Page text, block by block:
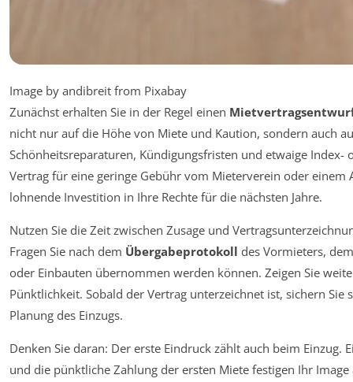
Image by andibreit from Pixabay
Zunächst erhalten Sie in der Regel einen
nicht nur auf die Höhe von Miete und Kaution, sondern auch
Schönheitsreparaturen, Kündigungsfristen und etwaige Index-
Vertrag für eine geringe Gebühr vom Mieterverein oder
lohnende Investition in Ihre Rechte für die nächsten Jahre.
Nutzen Sie die Zeit zwischen Zusage und
Fragen Sie nach dem Übergabeprotokoll des Vormieters,
oder Einbauten übernommen werden können. Zeigen Sie
Pünktlichkeit. Sobald der Vertrag unterzeichnet ist, sichern Sie
Planung des Einzugs.
Denken Sie daran: Der erste Eindruck zählt auch beim Einzug.
und die pünktliche Zahlung der ersten Miete festigen Ihr